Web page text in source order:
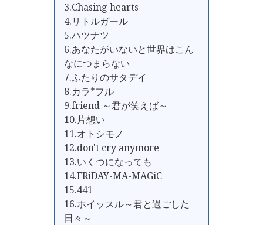
3.Chasing hearts
4.リトルガール
5.ハツナツ
6.あなたがいないと世界はこん
なにつまらない
7.ふたりのサタデイ
8.カラ*フル
9.friend ～君が笑えば～
10.片想い
11.オトシモノ
12.don't cry anymore
13.いくつになっても
14.FRiDAY-MA-MAGiC
15.441
16.ホイッスル～君と過ごした
日々～